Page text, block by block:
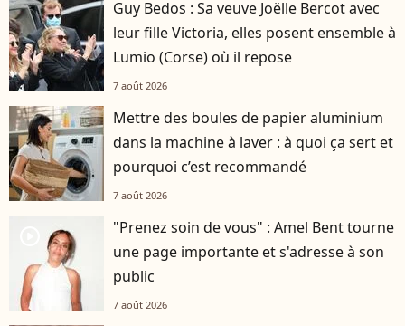
Guy Bedos : Sa veuve Joëlle Bercot avec
leur fille Victoria, elles posent ensemble à
Lumio (Corse) où il repose
7 août 2026
Mettre des boules de papier aluminium
dans la machine à laver : à quoi ça sert et
pourquoi c’est recommandé
7 août 2026
"Prenez soin de vous" : Amel Bent tourne
une page importante et s'adresse à son
public
7 août 2026